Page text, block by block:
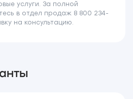
услуги. За полной
в отдел продаж 8 800 234-
на консультацию.